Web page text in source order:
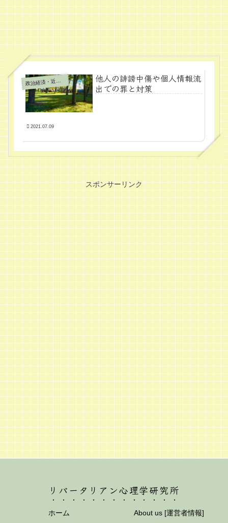
政
治経済・近代学問
他人の誹謗中傷や個人情報流
出での罪と対策
2021.07.09
スポンサーリンク
リバータリアン心理学研究所
ホーム About us [運営者情報]